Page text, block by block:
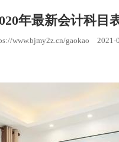
年最新会计科目
www.bjmy2z.cn/gaokao 2021-